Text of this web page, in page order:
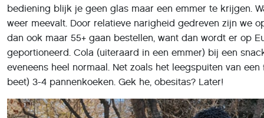
bediening blijk je geen glas maar een emmer te krijgen.
weer meevalt. Door relatieve narigheid gedreven zijn we
dan ook maar 55+ gaan bestellen, want dan wordt er op
geportioneerd. Cola (uiteraard in een emmer) bij een
eveneens heel normaal. Net zoals het leegspuiten van
beet) 3-4 pannenkoeken. Gek he, obesitas? Later!